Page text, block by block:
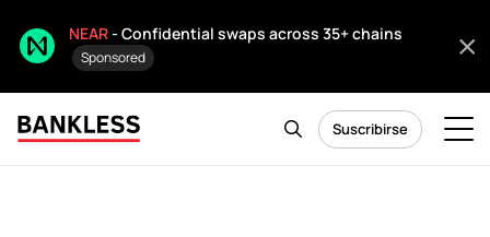
NEAR- Confidential swaps across 35+ chains
Sponsored
Suscribirse